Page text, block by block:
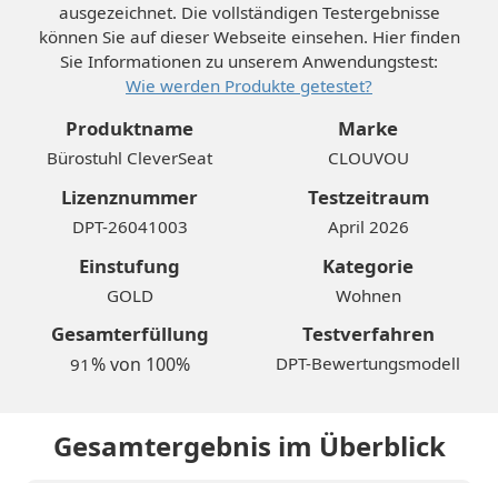
ausgezeichnet. Die vollständigen Testergebnisse
können Sie auf dieser Webseite einsehen. Hier finden
Sie Informationen zu unserem Anwendungstest:
Wie werden Produkte getestet?
Produktname
Bürostuhl CleverSeat
Marke
CLOUVOU
Lizenznummer
DPT-26041003
Testzeitraum
April 2026
Einstufung
GOLD
Kategorie
Wohnen
Gesamterfüllung
91 % von 100%
Testverfahren
DPT-Bewertungsmodell
Gesamtergebnis im Überblick